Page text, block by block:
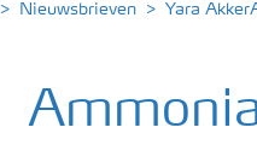
Nieuwsbrieven Yara